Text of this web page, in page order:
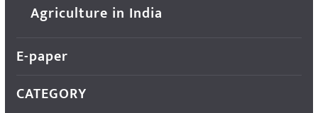
Agriculture in India
E-paper
CATEGORY